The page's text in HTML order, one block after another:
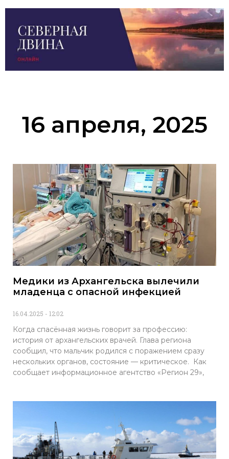
16 апреля, 2025
Медики из Архангельска вылечили
младенца с опасной инфекцией
16.04.2025 12:02
Когда спасённая жизнь говорит за профессию:
история от архангельских врачей. Глава региона
сообщил, что мальчик родился с поражением сразу
нескольких органов, состояние — критическое. Как
сообщает информационное агентство «Регион 29»,